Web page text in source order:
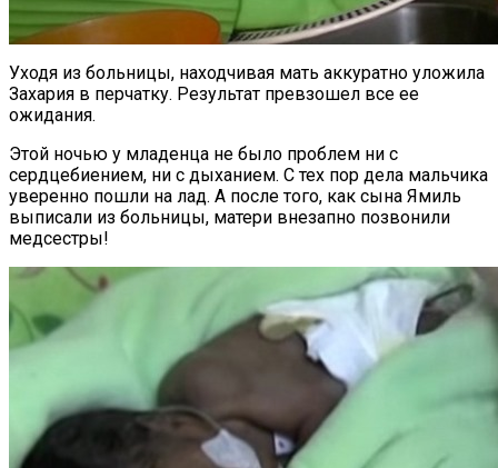
Уходя из больницы, находчивая мать аккуратно уложила
Захария в перчатку. Результат превзошел все ее
ожидания.
Этой ночью у младенца не было проблем ни с
сердцебиением, ни с дыханием. С тех пор дела мальчика
уверенно пошли на лад. А после того, как сына Ямиль
выписали из больницы, матери внезапно позвонили
медсестры!